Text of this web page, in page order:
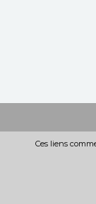
Ces liens